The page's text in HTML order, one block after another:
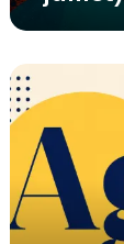
juillet)
Agenda
du
weekend
(17-
juillet)
à